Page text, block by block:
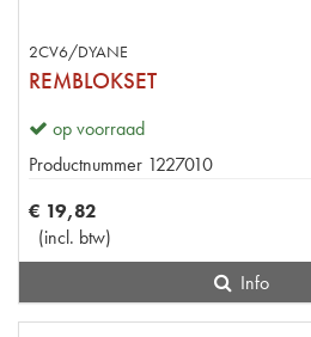
2CV6/DYANE
REMBLOKSET
op voorraad
Productnummer 1227010
€ 19,82
(incl. btw)
Info